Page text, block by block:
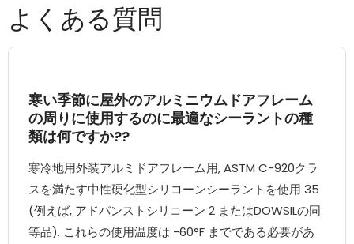
よくある質問
寒い季節に屋外のアルミニウムドアフレーム
の周りに使用するのに最適なシーラントの種
類は何ですか??
寒冷地用外装アルミドアフレーム用, ASTM C-920クラ
スを満たす中性硬化型シリコーンシーラントを使用 35
(例えば, アドバンストシリコーン 2 またはDOWSILの同
等品). これらの使用温度は -60°F までである必要があ